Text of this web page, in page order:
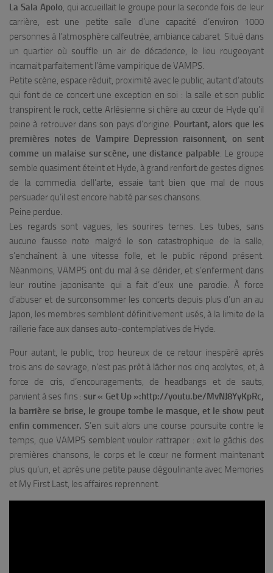
La Sala Apolo, qui accueillait le groupe pour la seconde fois de leur
carrière, est une petite salle d’une capacité d’environ 1000
personnes à l’atmosphère calfeutrée, ambiance cabaret. Situé dans
un quartier où souffle un air de décadence, le lieu rougeoyant
incarnait parfaitement l’âme vampirique de VAMPS.
Petite scène, espace réduit, proximité avec le public, autant d’atouts
qui font de ce concert une exception en soi : la salle et son public
transpirent le rock, cette Arlésienne si chère au cœur de Hyde qu’il
peine à retrouver dans son pays d’origine. Pourtant, alors que les
premières notes de Vampire Depression raisonnent, on sent
comme un malaise sur scène, une distance palpable. Le groupe
semble quasiment éteint et Hyde, à grand renfort de gestes dignes
de la commedia dell’arte, essaie tant bien que mal de nous
persuader qu’il est encore habité par ses chansons.
Peine perdue.
Les regards sont vagues, les sourires ternes. Les tubes, sans
aucune fausse note malgré le son catastrophique de la salle,
s’enchaînent à une vitesse folle, et le public répond présent.
Néanmoins, VAMPS ont du mal à se dérider, et s’enferment dans
leur routine japonisante qui a fait d’eux une parodie. À force
d’abuser et de surconsommer les concerts depuis plus d’un an au
Japon, les membres semblent définitivement usés, à la limite de la
raillerie face aux danses auto-contemplatives de Hyde.
Pour autant, le public, trop heureux de ce retour inespéré après
trois ans de sevrage, n’est pas prêt à lâcher nos cinq acolytes, et, à
force de cris, d’encouragements, de headbangs et de sauts,
parvient à ses fins :sur« Get Up »:http://youtu.be/MvNJ8YyKpRc,
la barrière se brise, le groupe tombe le masque, et le show peut
enfin commencer. S’en suit alors une course poursuite contre le
temps, que VAMPS semblent vouloir rattraper : exit le gâchis des
premières chansons, le corps et le cœur ne forment maintenant
plus qu’un, et après une petite pause dégoulinante avec Memories
et My First Last, les affaires reprennent.